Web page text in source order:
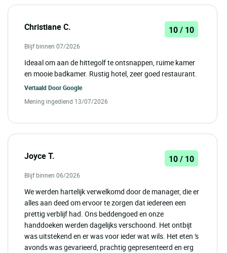
Christiane C. 10 / 10
Blijf binnen 07/2026
Ideaal om aan de hittegolf te ontsnappen, ruime kamer
en mooie badkamer. Rustig hotel, zeer goed restaurant.
Vertaald DoorGoogle
Mening ingediend 13/07/2026
Joyce T. 10 / 10
Blijf binnen 06/2026
We werden hartelijk verwelkomd door de manager, die er
alles aan deed om ervoor te zorgen dat iedereen een
prettig verblijf had. Ons beddengoed en onze
handdoeken werden dagelijks verschoond. Het ontbijt
was uitstekend en er was voor ieder wat wils. Het eten 's
avonds was gevarieerd, prachtig gepresenteerd en erg